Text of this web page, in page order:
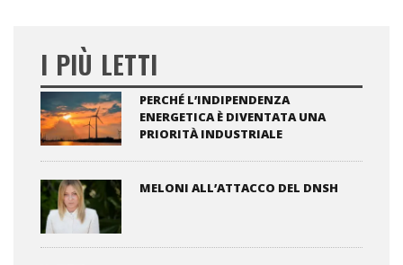
I PIÙ LETTI
PERCHÉ L’INDIPENDENZA
ENERGETICA È DIVENTATA UNA
PRIORITÀ INDUSTRIALE
MELONI ALL’ATTACCO DEL DNSH